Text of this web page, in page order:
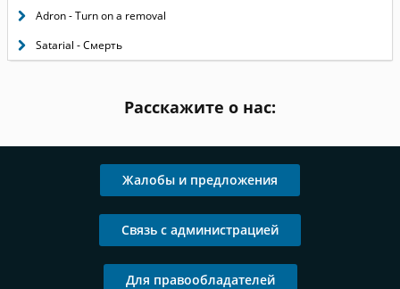
Adron - Turn on a removal
Satarial - Смерть
Расскажите о нас:
Жалобы и предложения
Связь с администрацией
Для правообладателей